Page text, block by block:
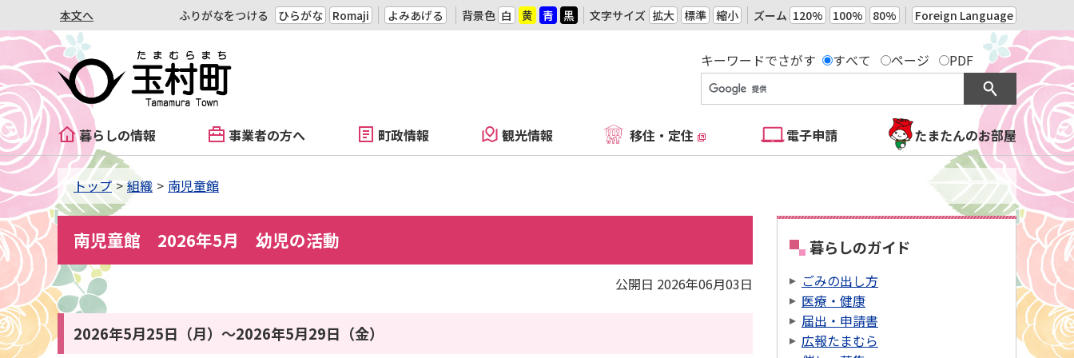
本文へ ふりがなをつける ひらがな Romaji よみあげる 背景色 白 黄 青 黒 文字サイズ 拡大 標準 縮小 ズーム 120% 100% 80% Foreign Language
キーワードでさがす すべて ページ PDF
暮らしの情報 事業者の方へ 町政情報 観光情報 移住・定住 電子申請 たまたんのお部屋
トップ 組織 南児童館
南児童館 2026年5月 幼児の活動
公開日 2026年06月03日
2026年5月25日（月）〜2026年5月29日（金）
暮らしのガイド
ごみの出し方
医療・健康
届出・申請書
広報たまむら